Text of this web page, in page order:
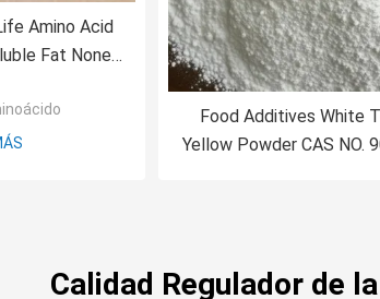
Amino Acid
Fat None
Food Additives White
Yellow Powder CAS NO.
Calidad Regulador de